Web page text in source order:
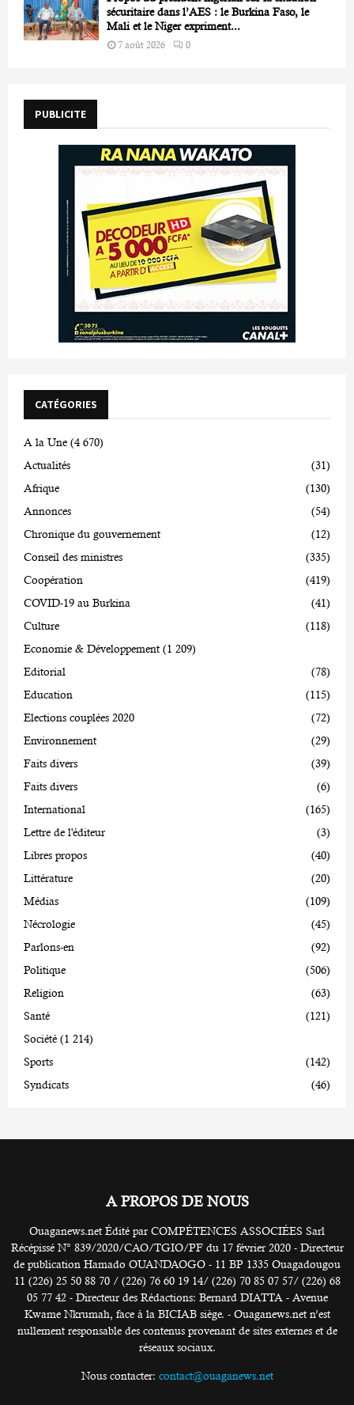
sécuritaire dans l’AES : le Burkina Faso, le
Mali et le Niger expriment...
7 août 2026 0
PUBLICITE
CATÉGORIES
A la Une (4 670)
Actualités
(31)
Afrique
(130)
Annonces
(54)
Chronique du gouvernement
(12)
Conseil des ministres
(335)
Coopération
(419)
COVID-19 au Burkina
(41)
Culture
(118)
Economie & Développement (1 209)
Editorial
(78)
Education
(115)
Elections couplées 2020
(72)
Environnement
(29)
Faits divers
(39)
Faits divers
(6)
International
(165)
Lettre de l'éditeur
(3)
Libres propos
(40)
Littérature
(20)
Médias
(109)
Nécrologie
(45)
Parlons-en
(92)
Politique
(506)
Religion
(63)
Santé
(121)
Société (1 214)
Sports
(142)
Syndicats
(46)
A PROPOS DE NOUS
Ouaganews.net Édité par COMPÉTENCES ASSOCIÉES Sarl
Récépissé N° 839/2020/CAO/TGIO/PF du 17 février 2020 - Directeur
de publication Hamado OUANDAOGO - 11 BP 1335 Ouagadougou
11 (226) 25 50 88 70 / (226) 76 60 19 14/ (226) 70 85 07 57/ (226) 68
05 77 42 - Directeur des Rédactions: Bernard DIATTA - Avenue
Kwame Nkrumah, face à la BICIAB siège. - Ouaganews.net n’est
nullement responsable des contenus provenant de sites externes et de
réseaux sociaux.
Nous contacter: contact@ouaganews.net